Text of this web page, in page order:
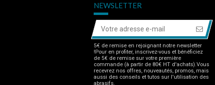
NEWSLETTER
5€ de remise en rejoignant notre newsletter
!Pour en profiter, inscrivez-vous et bénéficiez
de 5€ de remise sur votre première
commande (à partir de 80€ HT d'achats).Vous
recevrez nos offres, nouveautés, promos, mais
aussi des conseils et tutos sur l'utilisation des
abrasifs.